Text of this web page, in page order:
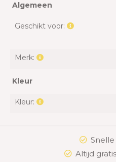
Algemeen
Geschikt voor:
Merk:
Kleur
Kleur:
Altijd